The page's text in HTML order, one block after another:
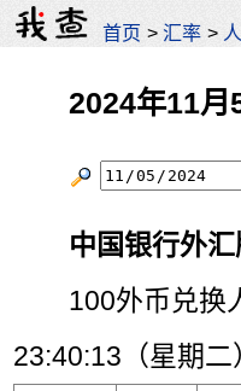
首页 >汇率 >
2024年11月
中国银行外
100外币兑换
23:40:13（星期二